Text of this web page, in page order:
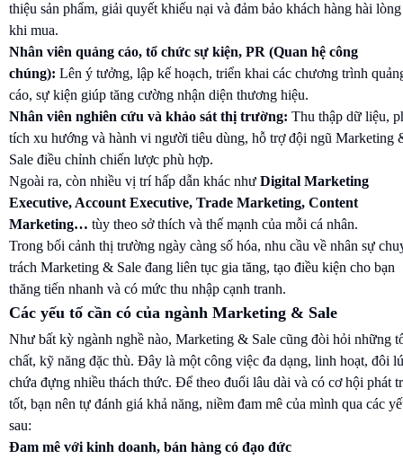
thiệu sản phẩm, giải quyết khiếu nại và đảm bảo khách hàng hài lòng
khi mua.
Nhân viên quảng cáo, tổ chức sự kiện, PR (Quan hệ công
chúng): Lên ý tưởng, lập kế hoạch, triển khai các chương trình
cáo, sự kiện giúp tăng cường nhận diện thương hiệu.
Nhân viên nghiên cứu và khảo sát thị trường: Thu thập dữ liệu,
tích xu hướng và hành vi người tiêu dùng, hỗ trợ đội ngũ Marketing
Sale điều chỉnh chiến lược phù hợp.
Ngoài ra, còn nhiều vị trí hấp dẫn khác như Digital Marketing
Executive, Account Executive, Trade Marketing, Content
Marketing… tùy theo sở thích và thế mạnh của mỗi cá nhân.
Trong bối cảnh thị trường ngày càng số hóa, nhu cầu về nhân sự
trách Marketing & Sale đang liên tục gia tăng, tạo điều kiện cho bạn
thăng tiến nhanh và có mức thu nhập cạnh tranh.
Các yếu tố cần có của ngành Marketing & Sale
Như bất kỳ ngành nghề nào, Marketing & Sale cũng đòi hỏi những
chất, kỹ năng đặc thù. Đây là một công việc đa dạng, linh hoạt, đôi
chứa đựng nhiều thách thức. Để theo đuổi lâu dài và có cơ hội phát
tốt, bạn nên tự đánh giá khả năng, niềm đam mê của mình qua các
sau:
Đam mê với kinh doanh, bán hàng có đạo đức